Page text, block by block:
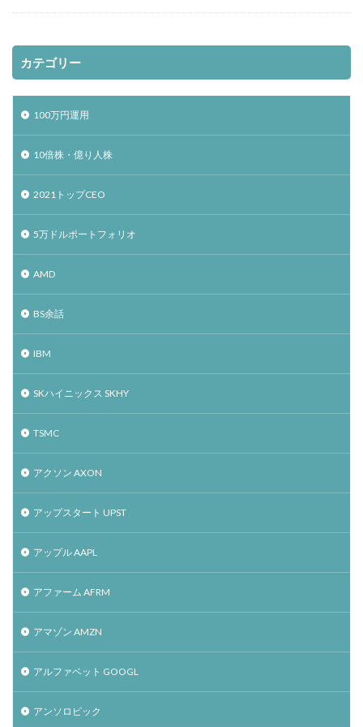
カテゴリー
100万円運用
10倍株・億り人株
2021トップCEO
5万ドルポートフォリオ
AMD
BS余話
IBM
SKハイニックス SKHY
TSMC
アクソン AXON
アップスタート UPST
アップル AAPL
アファーム AFRM
アマゾン AMZN
アルファベット GOOGL
アンソロピック